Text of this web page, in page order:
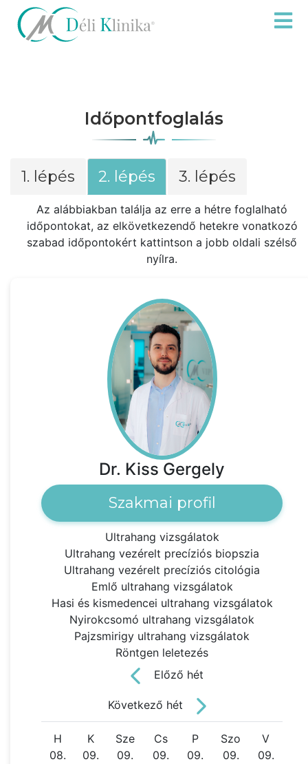
Időpontfoglalás
1. lépés 2. lépés 3. lépés
Az alábbiakban találja az erre a hétre foglalható
időpontokat, az elkövetkezendő hetekre vonatkozó
szabad időpontokért kattintson a jobb oldali szélső
nyílra.
Dr. Kiss Gergely
Szakmai profil
Ultrahang vizsgálatok
Ultrahang vezérelt precíziós biopszia
Ultrahang vezérelt precíziós citológia
Emlő ultrahang vizsgálatok
Hasi és kismedencei ultrahang vizsgálatok
Nyirokcsomó ultrahang vizsgálatok
Pajzsmirigy ultrahang vizsgálatok
Röntgen leletezés
Előző hét
Következő hét
H
08.
K
09.
Sze
09.
Cs
09.
P
09.
Szo
09.
V
09.